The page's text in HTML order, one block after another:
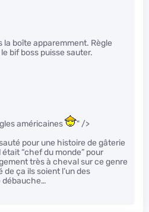
boîte apparemment. Règle
bif boss puisse sauter.
américaines
" />
pour une histoire de gâterie
était “chef du monde” pour
très à cheval sur ce genre
de ça ils soient l’un des
débauche…